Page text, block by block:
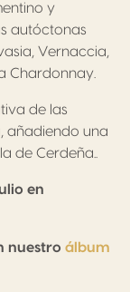
y
autóctonas
Vernaccia,
Chardonnay.
de las
añadiendo una
de Cerdeña..
en
nuestro álbum